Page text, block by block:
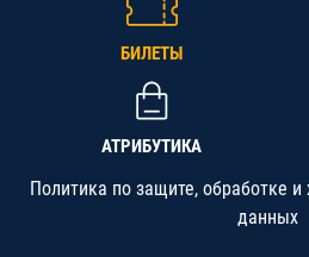
БИЛЕТЫ
АТРИБУТИКА
Политика по защите, обработке
данных